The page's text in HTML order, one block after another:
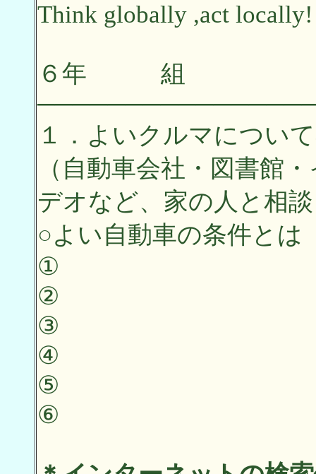
Think globally ,act locally!
６年 組
１．よいクルマについ
（自動車会社・図書館
デオなど、家の人と相
○よい自動車の条件とは
①
②
③
④
⑤
⑥